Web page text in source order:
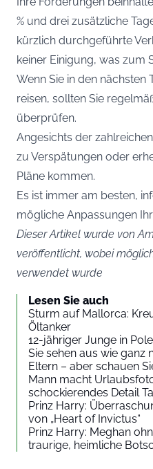
% und drei zusätzliche
kürzlich durchgeführte
keiner Einigung, was zum
Wenn Sie in den nächsten
reisen, sollten Sie
überprüfen.
Angesichts der
zu Verspätungen oder
Pläne kommen.
Es ist immer am besten,
mögliche Anpassungen
Dieser Artikel wurde von
veröffentlicht, wobei
verwendet wurde
Lesen Sie auch
Sturm auf Mallorca:
Öltanker
12-jähriger Junge in
Sie sehen aus wie ganz
Eltern – aber schauen
Mann macht
schockierendes Detail
Prinz Harry:
von „Heart of Invictus“
Prinz Harry: Meghan
traurige, heimliche